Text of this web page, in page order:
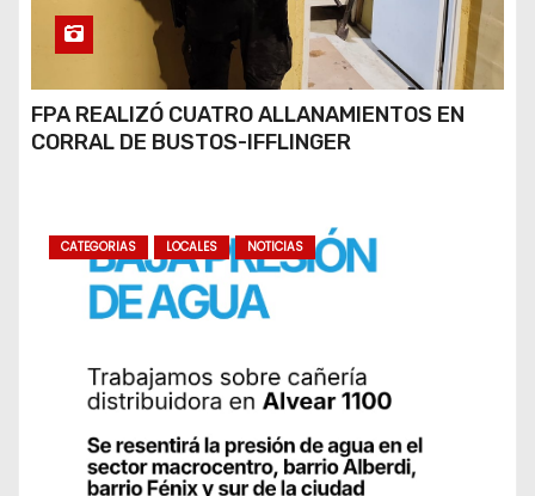
FPA REALIZÓ CUATRO ALLANAMIENTOS EN
CORRAL DE BUSTOS-IFFLINGER
CATEGORIAS LOCALES NOTICIAS